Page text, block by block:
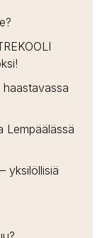
Lempäälässä
yksilöllisiä